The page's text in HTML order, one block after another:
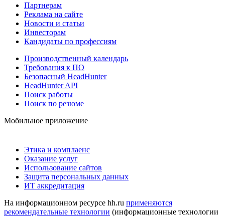
Партнерам
Реклама на сайте
Новости и статьи
Инвесторам
Кандидаты по профессиям
Производственный календарь
Требования к ПО
Безопасный HeadHunter
HeadHunter API
Поиск работы
Поиск по резюме
Мобильное приложение
Этика и комплаенс
Оказание услуг
Использование сайтов
Защита персональных данных
ИТ аккредитация
На информационном ресурсе hh.ru применяются
рекомендательные технологии (информационные технологии